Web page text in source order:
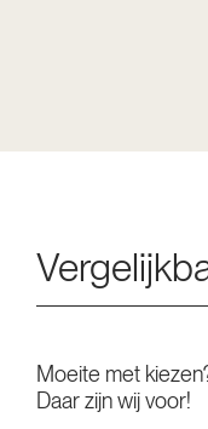
Moeite met
Daar zijn wij voor!